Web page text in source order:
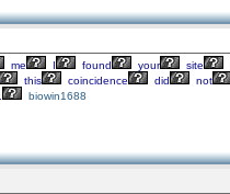
me I found your site
this coincidence did not
biowin1688